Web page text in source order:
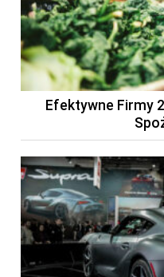
Efektywne Firmy